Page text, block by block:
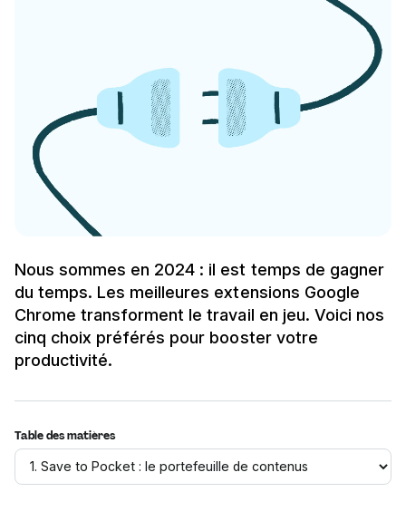
Nous sommes en 2024 : il est temps de gagner
du temps. Les meilleures extensions Google
Chrome transforment le travail en jeu. Voici nos
cinq choix préférés pour booster votre
productivité.
Table des matières